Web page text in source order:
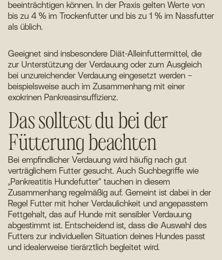
beeinträchtigen können. In der Praxis gelten Werte von
bis zu 4 % im Trockenfutter und bis zu 1 % im Nassfutter
als üblich.
Geeignet sind insbesondere Diät-Alleinfuttermittel, die
zur Unterstützung der Verdauung oder zum Ausgleich
bei unzureichender Verdauung eingesetzt werden –
beispielsweise auch im Zusammenhang mit einer
exokrinen Pankreasinsuffizienz.
Das solltest du bei der
Fütterung beachten
Bei empfindlicher Verdauung wird häufig nach gut
verträglichem Futter gesucht. Auch Suchbegriffe wie
„Pankreatitis Hundefutter“ tauchen in diesem
Zusammenhang regelmäßig auf. Gemeint ist dabei in der
Regel Futter mit hoher Verdaulichkeit und angepasstem
Fettgehalt, das auf Hunde mit sensibler Verdauung
abgestimmt ist. Entscheidend ist, dass die Auswahl des
Futters zur individuellen Situation deines Hundes passt
und idealerweise tierärztlich begleitet wird.